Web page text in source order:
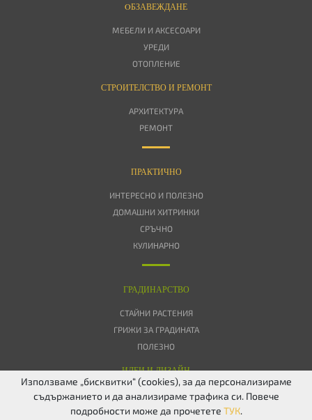
OБЗАВЕЖДАНЕ
МЕБЕЛИ И АКСЕСОАРИ
УРЕДИ
ОТОПЛЕНИЕ
СТРОИТЕЛСТВО И РЕМОНТ
АРХИТЕКТУРА
РЕМОНТ
ПРАКТИЧНО
ИНТЕРЕСНО И ПОЛЕЗНО
ДОМАШНИ ХИТРИНКИ
СРЪЧНО
КУЛИНАРНО
ГРАДИНАРСТВО
СТАЙНИ РАСТЕНИЯ
ГРИЖИ ЗА ГРАДИНАТА
ПОЛЕЗНО
ИДЕИ И ДИЗАЙН
ПОВЕРИТЕЛНОСТ БИСКВИТКИ КОНТАКТИ
Използваме „бисквитки“ (cookies), за да персонализираме
съдържанието и да анализираме трафика си. Повече
подробности може да прочетете ТУК.